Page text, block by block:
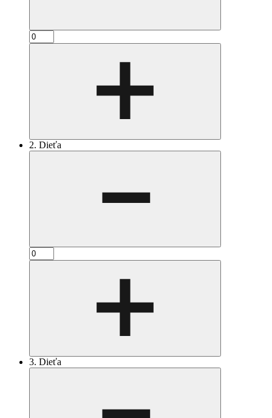
2. Dieťa
3. Dieťa